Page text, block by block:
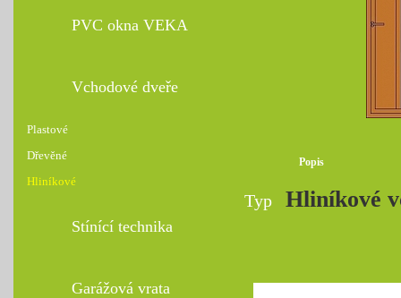
PVC okna VEKA
Vchodové dveře
Plastové
Dřevěné
Hliníkové
Stínící technika
Garážová vrata
Popis
Typ Hliníkové